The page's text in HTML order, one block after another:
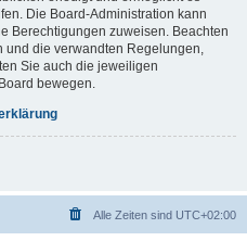
Die Board-Administration kann
Berechtigungen zuweisen. Beachten
die verwandten Regelungen,
Sie auch die jeweiligen
bewegen.
Alle Zeiten sind UTC+02:00